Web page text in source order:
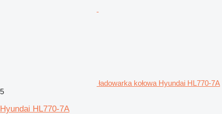
ładowarka kołowa Hyundai HL770-7A
5
Hyundai HL770-7A